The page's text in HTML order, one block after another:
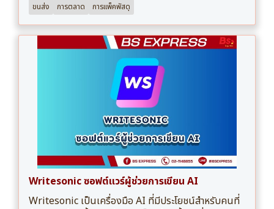
ขนส่ง การตลาด การแพ็คพัสดุ
Writesonic ซอฟต์แวร์ผู้ช่วยการเขียน AI
Writesonic เป็นเครื่องมือ AI ที่มีประโยชน์สำหรับคนที่